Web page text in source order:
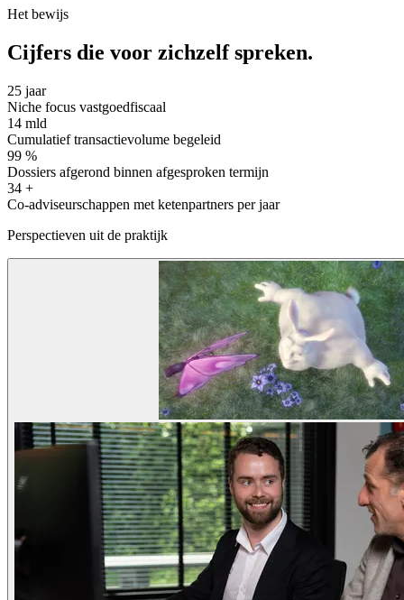
Het bewijs
Cijfers die voor zichzelf spreken.
25 jaar
Niche focus vastgoedfiscaal
14 mld
Cumulatief transactievolume begeleid
99 %
Dossiers afgerond binnen afgesproken termijn
34 +
Co-adviseurschappen met ketenpartners per jaar
Perspectieven uit de praktijk